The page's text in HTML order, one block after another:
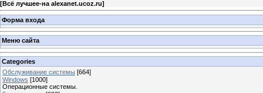
[Всё лучшее-на alexanet.ucoz.ru]
Форма входа
Меню сайта
Categories
Обслуживание системы [664]
Windows [1000]
Операционные системы.